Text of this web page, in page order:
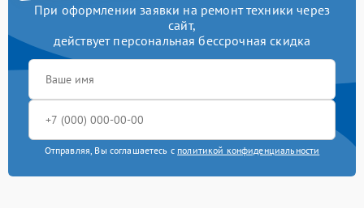
При оформлении заявки на ремонт техники через
сайт,
действует персональная бессрочная скидка
Отправляя, Вы соглашаетесь с политикой конфиденциальности